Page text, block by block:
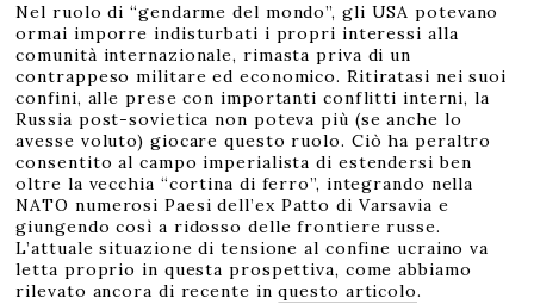
Nel ruolo di “gendarme del mondo”, gli USA potevano
ormai imporre indisturbati i propri interessi alla
comunità internazionale, rimasta priva di un
contrappeso militare ed economico. Ritiratasi nei suoi
confini, alle prese con importanti conflitti interni, la
Russia post-sovietica non poteva più (se anche lo
avesse voluto) giocare questo ruolo. Ciò ha peraltro
consentito al campo imperialista di estendersi ben
oltre la vecchia “cortina di ferro”, integrando nella
NATO numerosi Paesi dell’ex Patto di Varsavia e
giungendo così a ridosso delle frontiere russe.
L’attuale situazione di tensione al confine ucraino va
letta proprio in questa prospettiva, come abbiamo
rilevato ancora di recente inquesto articolo.